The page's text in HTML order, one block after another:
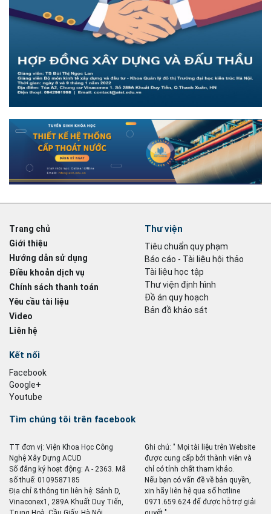
Trang chủ
Giới thiệu
Hướng dẫn sử dụng
Điều khoản dịch vụ
Chính sách thanh toán
Yêu cầu tài liệu
Video
Liên hệ
Thư viện
Tiêu chuẩn quy phạm
Báo cáo - Tài liệu hội thảo
Tài liệu học tập
Thư viện định hình
Đồ án quy hoạch
Bản đồ khảo sát
Kết nối
Facebook
Google+
Youtube
Tìm chúng tôi trên facebook
TT đơn vị: Viện Khoa Học Công
Nghệ Xây Dựng ACUD
Số đăng ký hoạt động: A - 2363. Mã
số thuế: 0109587185
Địa chỉ & thông tin liên hệ: Sảnh D,
Vinaconex1, 289A Khuất Duy Tiến,
Ghi chú: " Mọi tài liệu trên Website
được cung cấp bởi thành viên và
chỉ có tính chất tham khảo.
Nếu bạn có vấn đề về bản quyền,
xin hãy liên hệ qua số hotline
0971.659.624 để được hỗ trợ giải